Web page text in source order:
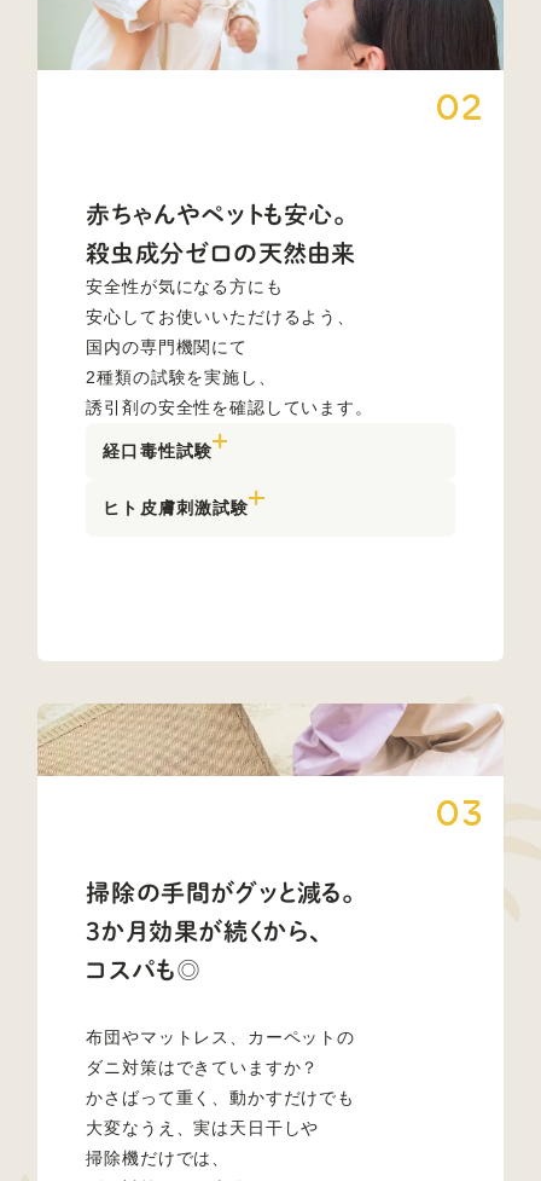
赤ちゃんやペットも安心。
殺虫成分ゼロの天然由来
安全性が気になる方にも
安心してお使いいただけるよう、
国内の専門機関にて
2種類の試験を実施し、
誘引剤の安全性を確認しています。
経口毒性試験
万が一口に入った場合の
健康への影響を調べる試験です。
安全性の高い誘引剤であることが示されています。
ヒト皮膚刺激試験
皮膚への刺激は認められず、
安全性が確認されています。
掃除の手間がグッと減る。
3か月効果が続くから、
コスパも◎
布団やマットレス、カーペットの
ダニ対策はできていますか？
かさばって重く、動かすだけでも
大変なうえ、実は天日干しや
掃除機だけでは、